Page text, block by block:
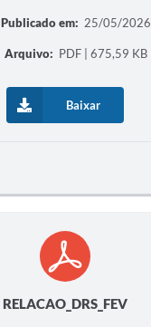
Publicado em: 25/05/2026
Arquivo: PDF | 675,59 KB
Baixar
RELACAO_DRS_FEV